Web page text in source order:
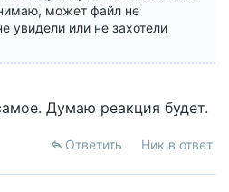
может файл не
увидели или не захотели
Думаю реакция будет.
Ответить Ник в ответ